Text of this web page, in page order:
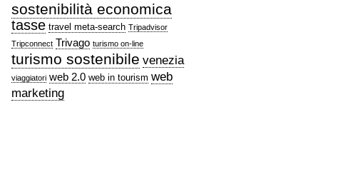
sostenibilità economica
tasse travel meta-search Tripadvisor
Tripconnect Trivago turismo on-line
turismo sostenibile venezia
viaggiatori web 2.0 web in tourism web
marketing